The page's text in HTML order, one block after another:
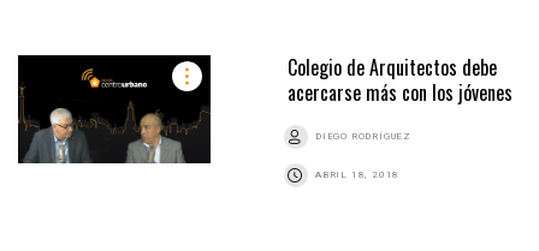
Colegio de Arquitectos debe
acercarse más con los jóvenes
DIEGO RODRÍGUEZ
ABRIL 18, 2018